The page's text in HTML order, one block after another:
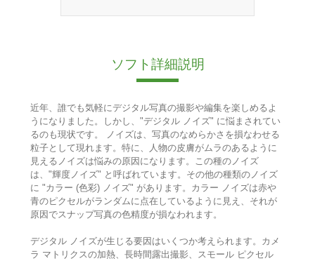
ソフト詳細説明
近年、誰でも気軽にデジタル写真の撮影や編集を楽しめるよ
うになりました。しかし、"デジタル ノイズ" に悩まされてい
るのも現状です。 ノイズは、写真のなめらかさを損なわせる
粒子として現れます。特に、人物の皮膚がムラのあるように
見えるノイズは悩みの原因になります。この種のノイズ
は、"輝度ノイズ" と呼ばれています。その他の種類のノイズ
に "カラー (色彩) ノイズ" があります。カラー ノイズは赤や
青のピクセルがランダムに点在しているように見え、それが
原因でスナップ写真の色精度が損なわれます。
デジタル ノイズが生じる要因はいくつか考えられます。カメ
ラ マトリクスの加熱、長時間露出撮影、スモール ピクセル